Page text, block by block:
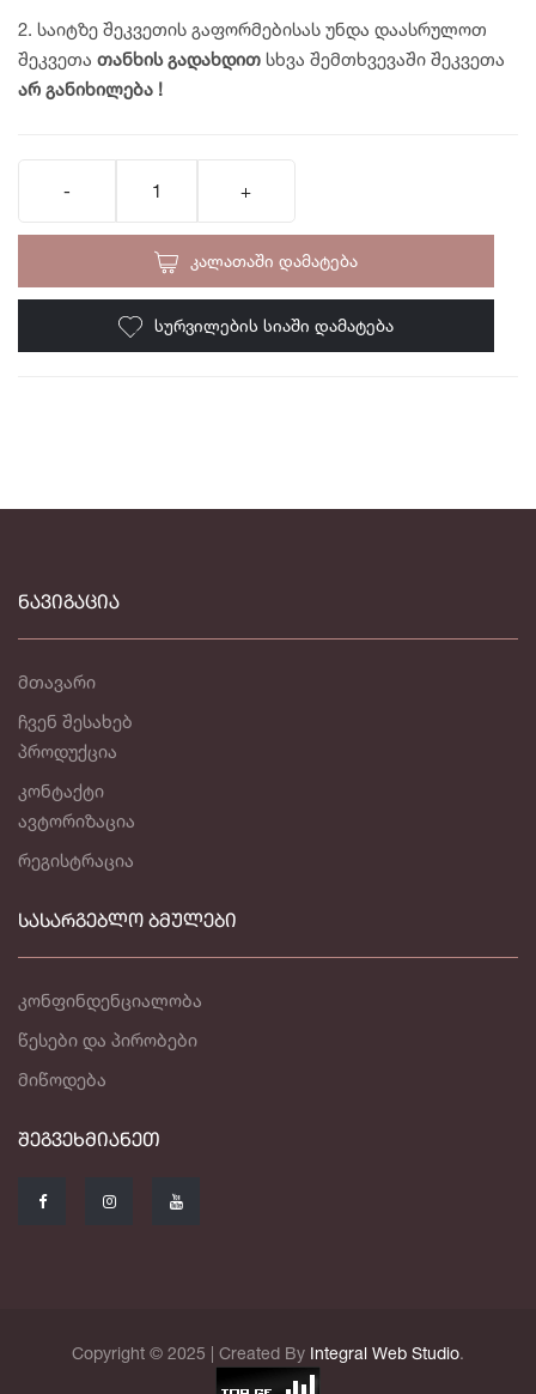
2. საიტზე შეკვეთის გაფორმებისას უნდა დაასრულოთ
შეკვეთა თანხის გადახდით სხვა შემთხვევაში შეკვეთა
არ განიხილება !
ᲙᲐᲚᲐᲗᲐᲨᲘ ᲓᲐᲛᲐᲢᲔᲑᲐ
ᲡᲣᲠᲕᲘᲚᲔᲑᲘᲡ ᲡᲘᲐᲨᲘ ᲓᲐᲛᲐᲢᲔᲑᲐ
ᲜᲐᲕᲘᲒᲐᲪᲘᲐ
მთავარი
ჩვენ შესახებ
პროდუქცია
კონტაქტი
ავტორიზაცია
რეგისტრაცია
ᲡᲐᲡᲐᲠᲒᲔᲑᲚᲝ ᲑᲛᲣᲚᲔᲑᲘ
კონფინდენციალობა
წესები და პირობები
მიწოდება
ᲨᲔᲒᲕᲔᲮᲛᲘᲐᲜᲔᲗ
Copyright © 2025 | Created By Integral Web Studio.